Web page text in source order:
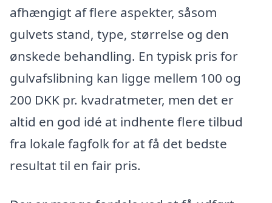
afhængigt af flere aspekter, såsom
gulvets stand, type, størrelse og den
ønskede behandling. En typisk pris for
gulvafslibning kan ligge mellem 100 og
200 DKK pr. kvadratmeter, men det er
altid en god idé at indhente flere tilbud
fra lokale fagfolk for at få det bedste
resultat til en fair pris.